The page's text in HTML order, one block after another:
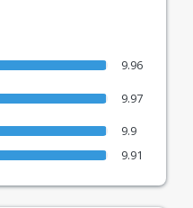
9.96
9.97
9.9
9.91